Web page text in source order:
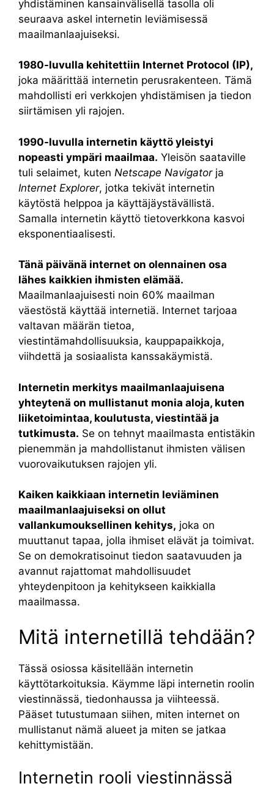
yhdistäminen kansainvälisellä tasolla oli
seuraava askel internetin leviämisessä
maailmanlaajuiseksi.
1980-luvulla kehitettiin Internet Protocol (IP),
joka määrittää internetin perusrakenteen. Tämä
mahdollisti eri verkkojen yhdistämisen ja tiedon
siirtämisen yli rajojen.
1990-luvulla internetin käyttö yleistyi
nopeasti ympäri maailmaa. Yleisön saataville
tuli selaimet, kuten Netscape Navigatorja
Internet Explorer, jotka tekivät internetin
käytöstä helppoa ja käyttäjäystävällistä.
Samalla internetin käyttö tietoverkkona kasvoi
eksponentiaalisesti.
Tänä päivänä internet on olennainen osa
lähes kaikkien ihmisten elämää.
Maailmanlaajuisesti noin 60% maailman
väestöstä käyttää internetiä. Internet tarjoaa
valtavan määrän tietoa,
viestintämahdollisuuksia, kauppapaikkoja,
viihdettä ja sosiaalista kanssakäymistä.
Internetin merkitys maailmanlaajuisena
yhteytenä on mullistanut monia aloja, kuten
liiketoimintaa, koulutusta, viestintää ja
tutkimusta. Se on tehnyt maailmasta entistäkin
pienemmän ja mahdollistanut ihmisten välisen
vuorovaikutuksen rajojen yli.
Kaiken kaikkiaan internetin leviäminen
maailmanlaajuiseksi on ollut
vallankumouksellinen kehitys, joka on
muuttanut tapaa, jolla ihmiset elävät ja toimivat.
Se on demokratisoinut tiedon saatavuuden ja
avannut rajattomat mahdollisuudet
yhteydenpitoon ja kehitykseen kaikkialla
maailmassa.
Mitä internetillä tehdään?
Tässä osiossa käsitellään internetin
käyttötarkoituksia. Käymme läpi internetin roolin
viestinnässä, tiedonhaussa ja viihteessä.
Pääset tutustumaan siihen, miten internet on
mullistanut nämä alueet ja miten se jatkaa
kehittymistään.
Internetin rooli viestinnässä